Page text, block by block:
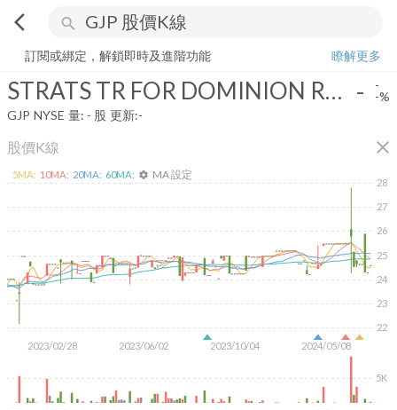
arrow_back_ios search
STRATS TR FOR DOMINION RES INC PRF USD15 15/06/35 2005-6
訂閱或綁定，解鎖即時及進階功能
瞭解更多
STRATS TR FOR DOMINION RES INC PRF USD15 15/06/35 2005-6 FLTG RATE - -
-%
GJP NYSE 量: - 股 更新:-
股價K線 close
2023/02/28 2023/06/02 2023/10/04 2024/05/08
22
23
24
25
26
27
28
5K
5MA: 10MA: 20MA: 60MA: settings MA 設定